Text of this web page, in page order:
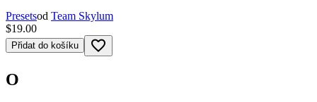
Presetsod Team Skylum
$19.00
Přidat do košíku favorite_border
O